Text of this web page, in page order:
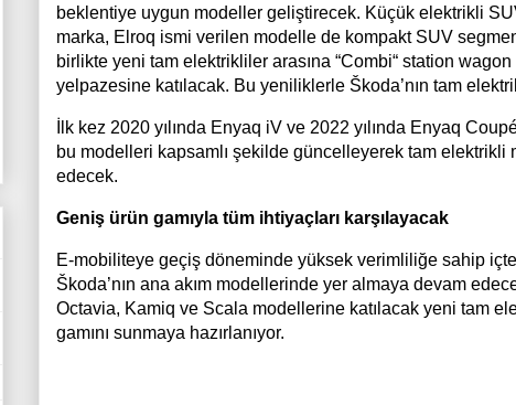
beklentiye uygun modeller geliştirecek. Küçük elektrikli
marka, Elroq ismi verilen modelle de kompakt SUV
birlikte yeni tam elektrikliler arasına “Combi“ station
yelpazesine katılacak. Bu yeniliklerle Škoda’nın tam
İlk kez 2020 yılında Enyaq iV ve 2022 yılında Enyaq
bu modelleri kapsamlı şekilde güncelleyerek tam elektrikli
edecek.
Geniş ürün gamıyla tüm ihtiyaçları karşılayacak
E-mobiliteye geçiş döneminde yüksek verimliliğe sahip
Škoda’nın ana akım modellerinde yer almaya devam
Octavia, Kamiq ve Scala modellerine katılacak yeni tam
gamını sunmaya hazırlanıyor.